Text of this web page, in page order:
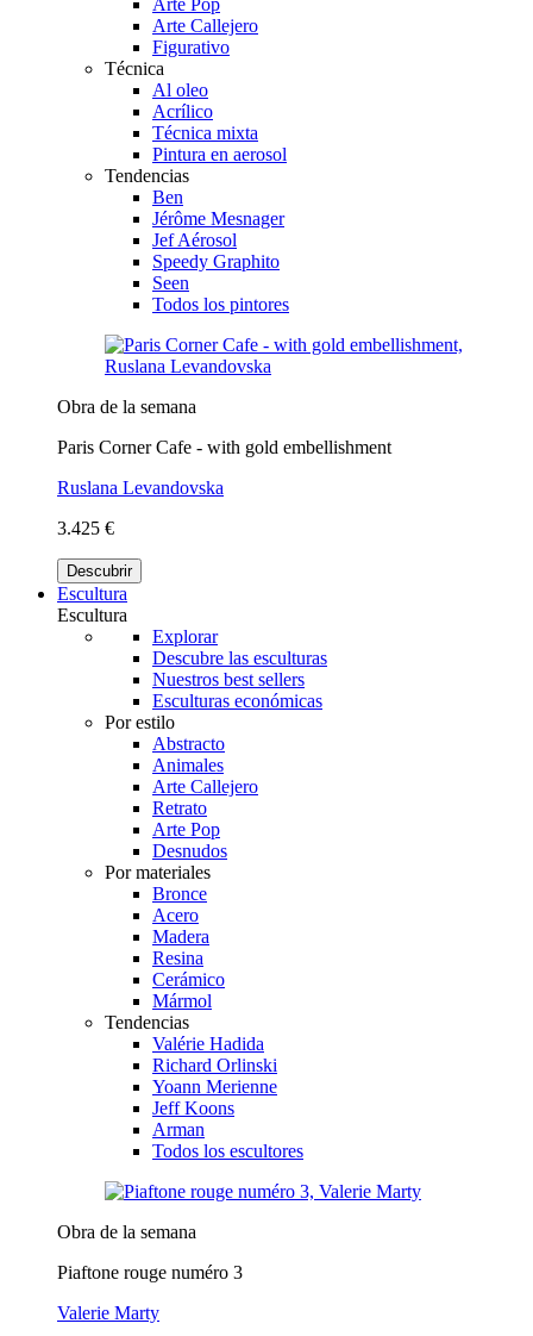
Arte Callejero
Figurativo
Técnica
Al oleo
Acrílico
Técnica mixta
Pintura en aerosol
Tendencias
Ben
Jérôme Mesnager
Jef Aérosol
Speedy Graphito
Seen
Todos los pintores
Obra de la semana
Paris Corner Cafe - with gold embellishment
Ruslana Levandovska
3.425 €
Descubrir
Escultura
Escultura
Explorar
Descubre las esculturas
Nuestros best sellers
Esculturas económicas
Por estilo
Abstracto
Animales
Arte Callejero
Retrato
Arte Pop
Desnudos
Por materiales
Bronce
Acero
Madera
Resina
Cerámico
Mármol
Tendencias
Valérie Hadida
Richard Orlinski
Yoann Merienne
Jeff Koons
Arman
Todos los escultores
Obra de la semana
Piaftone rouge numéro 3
Valerie Marty